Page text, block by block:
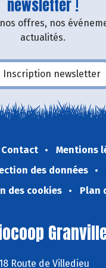
newsletter !
offres, nos
actualités.
Inscription newsletter
Contact
Mentions
des données
des cookies
Plan
Route de Villedieu